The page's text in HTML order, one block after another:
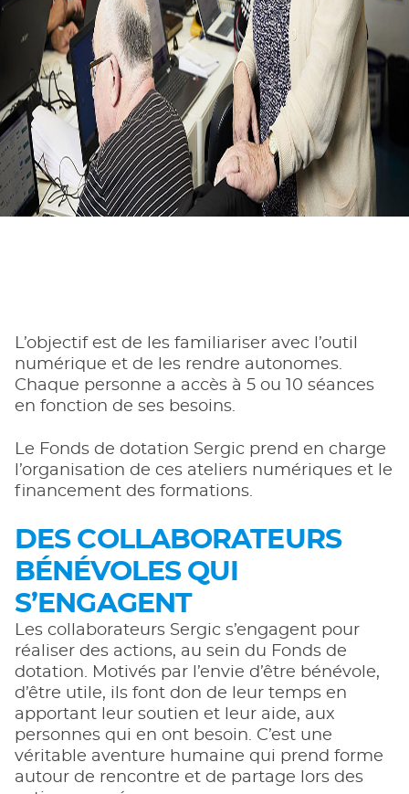
L’objectif est de les familiariser avec l’outil
numérique et de les rendre autonomes.
Chaque personne a accès à 5 ou 10 séances
en fonction de ses besoins.
Le Fonds de dotation Sergic prend en charge
l’organisation de ces ateliers numériques et le
financement des formations.
DES COLLABORATEURS
BÉNÉVOLES QUI
S’ENGAGENT
Les collaborateurs Sergic s’engagent pour
réaliser des actions, au sein du Fonds de
dotation. Motivés par l’envie d’être bénévole,
d’être utile, ils font don de leur temps en
apportant leur soutien et leur aide, aux
personnes qui en ont besoin. C’est une
véritable aventure humaine qui prend forme
autour de rencontre et de partage lors des